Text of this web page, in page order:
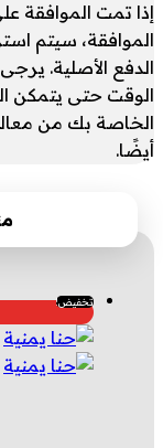
إذا تمت الموافقة
الموافقة، سيتم
الدفع الأصلية.
الوقت حتى يتمكن
الخاصة بك من
أيضًا.
تخفيض!